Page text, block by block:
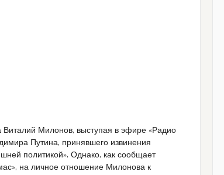
Виталий Милонов, выступая в эфире «Радио
Путина, принявшего извинения
политикой». Однако, как сообщает
на личное отношение Милонова к